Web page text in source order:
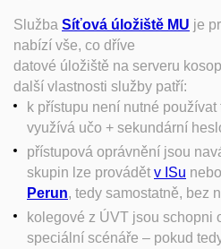
Služba Síťová úložiště MU je
nabízí vše, co dříve
datové úložiště na serveru
další vlastnosti služby patří:
k přístupu není nutné
využívá učo + sekundární
přístupová oprávnění jsou
skupin lze provádět v ISu
Perun, tedy samostatně, bez
kolegové z ÚVT jsou schopni
speciální scénáře – pokud